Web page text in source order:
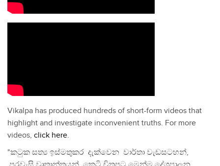
Vikalpa has produced hundreds of short-form videos that
highlight and investigate inconvenient truths. For more
videos, click here.
"කටුක සත්‍ය ඉස්මතුකර දැක්වෙන වාර්තා වැඩසටහන්,